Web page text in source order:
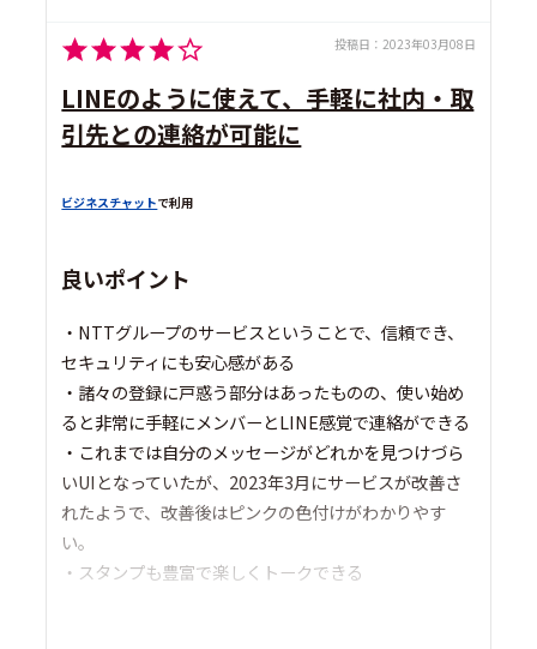
投稿日： 2023年03月08日
LINEのように使えて、手軽に社内・取
引先との連絡が可能に
ビジネスチャットで利用
良いポイント
・NTTグループのサービスということで、信頼でき、
セキュリティにも安心感がある
・諸々の登録に戸惑う部分はあったものの、使い始め
ると非常に手軽にメンバーとLINE感覚で連絡ができる
・これまでは自分のメッセージがどれかを見つけづら
いUIとなっていたが、2023年3月にサービスが改善さ
れたようで、改善後はピンクの色付けがわかりやす
い。
・スタンプも豊富で楽しくトークできる